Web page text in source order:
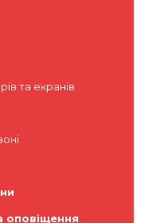
та екранів
оповіщення